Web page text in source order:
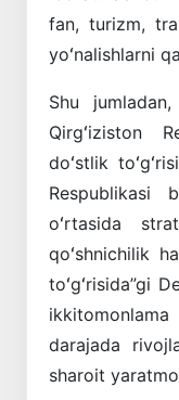
fan, turizm,
yoʻnalishlarni
Shu
Qirgʻiziston
doʻstlik
Respublikasi
oʻrtasida
qoʻshnichilik
toʻgʻrisida”gi
darajada
sharoit